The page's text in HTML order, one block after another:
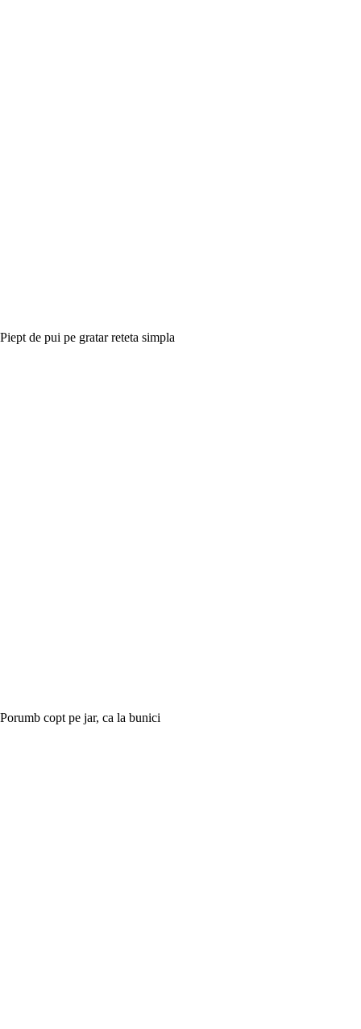
Piept de pui pe gratar reteta simpla
Porumb copt pe jar, ca la bunici